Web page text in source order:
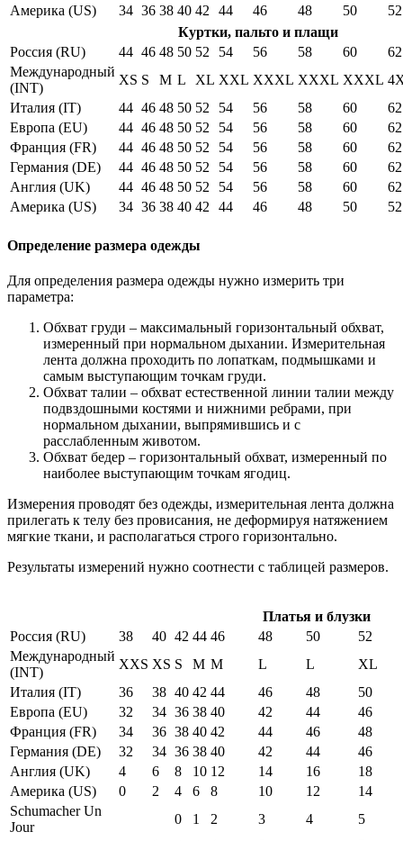
Америка (US)
34 36 38 40 42 44 46 48 50
52
Куртки, пальто и плащи
Россия (RU)
44 46 48 50 52 54 56 58 60
62
Международный
(INT)
XS S M L XL XXL XXXL XXXL XXXL
Италия (IT)
44 46 48 50 52 54 56 58 60
62
Европа (EU)
44 46 48 50 52 54 56 58 60
62
Франция (FR)
44 46 48 50 52 54 56 58 60
62
Германия (DE)
44 46 48 50 52 54 56 58 60
62
Англия (UK)
44 46 48 50 52 54 56 58 60
62
Америка (US)
34 36 38 40 42 44 46 48 50 52
Определение размера одежды
Для определения размера одежды нужно измерить три
параметра:
Обхват груди – максимальный горизонтальный обхват,
измеренный при нормальном дыхании. Измерительная
лента должна проходить по лопаткам, подмышками и
самым выступающим точкам груди.
Обхват талии – обхват естественной линии талии между
подвздошными костями и нижними ребрами, при
нормальном дыхании, выпрямившись и с
расслабленным животом.
Обхват бедер – горизонтальный обхват, измеренный по
наиболее выступающим точкам ягодиц.
Измерения проводят без одежды, измерительная лента должна
прилегать к телу без провисания, не деформируя натяжением
мягкие ткани, и располагаться строго горизонтально.
Результаты измерений нужно соотнести с таблицей размеров.
Платья и блузки
Россия (RU)
38 40 42 44 46 48 50
52
Международный
(INT)
XXS XS S M M L L
XL
Италия (IT)
36 38 40 42 44 46 48
50
Европа (EU)
32 34 36 38 40 42 44
46
Франция (FR)
34 36 38 40 42 44 46
48
Германия (DE)
32 34 36 38 40 42 44
46
Англия (UK)
4 6 8 10 12 14 16
18
Америка (US)
0 2 4 6 8 10 12
14
Schumacher Un
Jour
0 1 2 3 4
5